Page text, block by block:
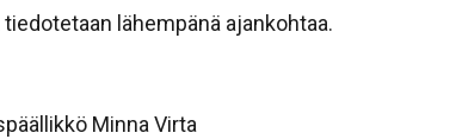
lähempänä ajankohtaa.
Minna Virta